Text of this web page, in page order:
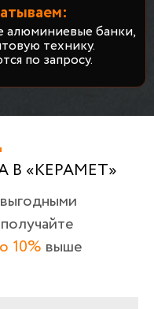
алюминиевые банки,
технику.
по запросу.
«КЕРАМЕТ»
10% выше